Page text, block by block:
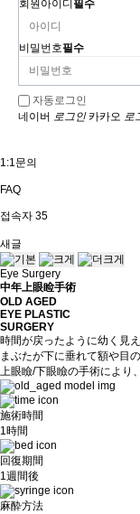
회원아이디 필수
비밀번호필수
자동로그인
네이버 로그인 카카오 로
1:1문의
FAQ
접속자 35
새글
Eye Surgery
中年上眼睑手術
OLD AGED
EYE PLASTIC
SURGERY
時間が戻ったように幼く見
まぶたが下に垂れて額や目
上眼瞼/下眼瞼の手術により
施術時間
1時間
回復期間
1週間後
麻酔方法